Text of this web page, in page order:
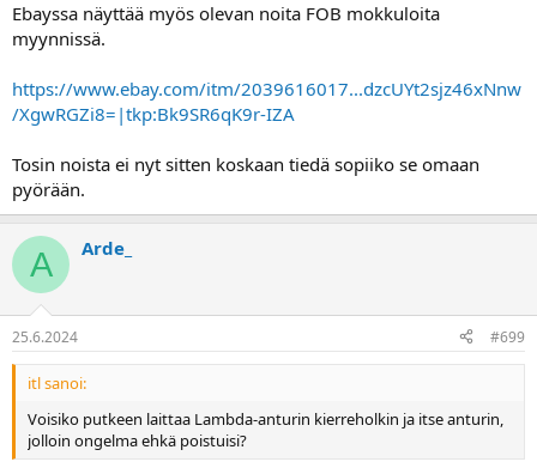
Ebayssa näyttää myös olevan noita FOB mokkuloita
myynnissä.
https://www.ebay.com/itm/2039616017...dzcUYt2sjz46xNnw
/XgwRGZi8=|tkp:Bk9SR6qK9r-IZA
Tosin noista ei nyt sitten koskaan tiedä sopiiko se omaan
pyörään.
A Arde_
25.6.2024 #699
itl sanoi:
Voisiko putkeen laittaa Lambda-anturin kierreholkin ja itse anturin,
jolloin ongelma ehkä poistuisi?